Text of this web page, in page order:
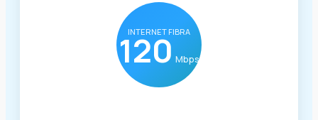
INTERNET FIBRA
120Mbps